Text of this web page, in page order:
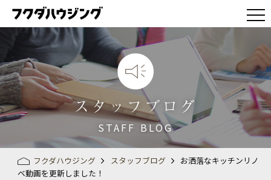
スタッフブログ
STAFF BLOG
フクダハウジング スタッフブログ
お洒落なキッチンリノ
ベ動画を更新しました！